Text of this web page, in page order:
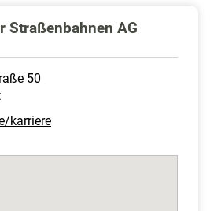
Straßenbahnen AG
50
karriere